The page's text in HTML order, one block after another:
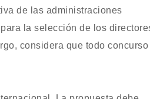
de las administraciones
la selección de los
considera que todo concurso